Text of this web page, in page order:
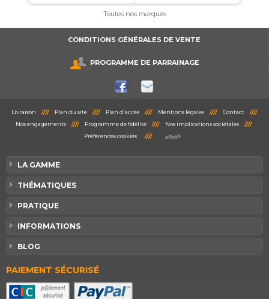
Toutes nos marques
CONDITIONS GÉNÉRALES DE VENTE
PROGRAMME DE PARRAINAGE
Livraison //// Plan du site //// Plan d'accès //// Mentions légales //// Contact ////
Nos engagements//// Programme de fidélité//// Nos implications sociétales////
Préférences cookies
////
LA GAMME
THÉMATIQUES
PRATIQUE
INFORMATIONS
BLOG
PAIEMENT SÉCURISÉ